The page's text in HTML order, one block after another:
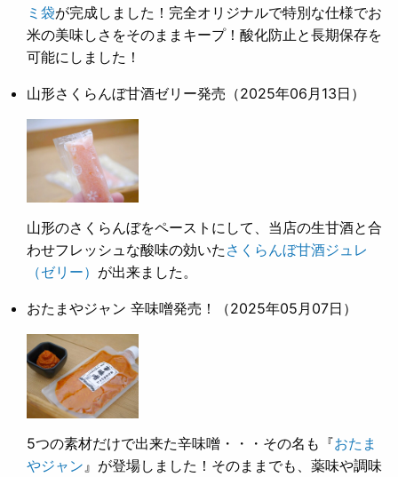
ミ袋が完成しました！完全オリジナルで特別な仕様でお
米の美味しさをそのままキープ！酸化防止と長期保存を
可能にしました！
山形さくらんぼ甘酒ゼリー発売 （2025年06月13日）
山形のさくらんぼをペーストにして、当店の生甘酒と合
わせフレッシュな酸味の効いた さくらんぼ甘酒ジュレ
（ゼリー） が出来ました。
おたまやジャン 辛味噌発売！ （2025年05月07日）
5つの素材だけで出来た辛味噌・・・その名も『おたま
やジャン 』が登場しました！そのままでも、薬味や調味